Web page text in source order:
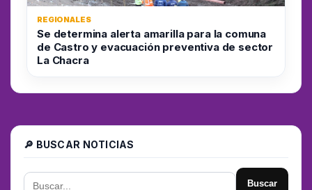
REGIONALES
Se determina alerta amarilla para la comuna
de Castro y evacuación preventiva de sector
La Chacra
🔎 BUSCAR NOTICIAS
Buscar